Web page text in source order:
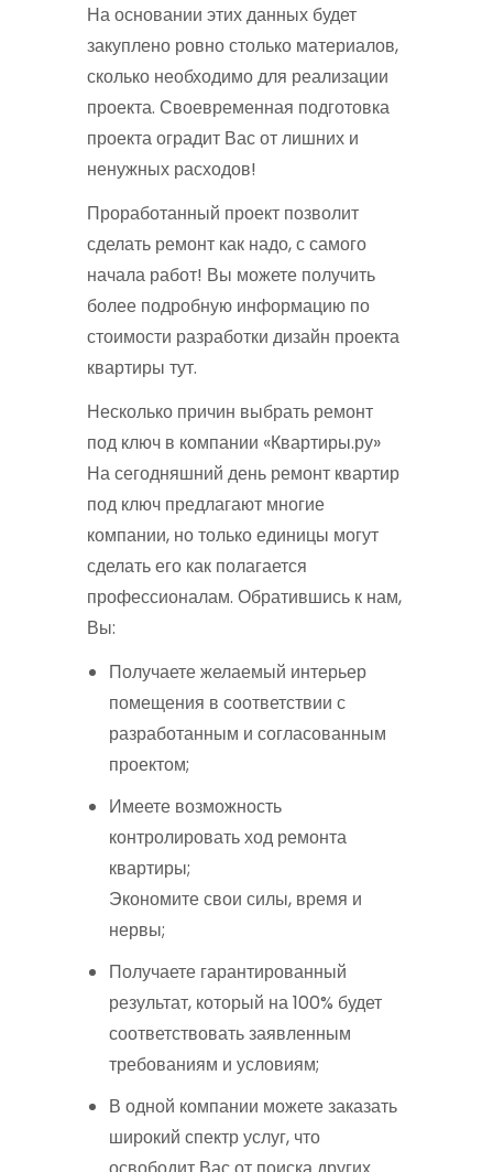
На основании этих данных будет
закуплено ровно столько материалов,
сколько необходимо для реализации
проекта. Своевременная подготовка
проекта оградит Вас от лишних и
ненужных расходов!
Проработанный проект позволит
сделать ремонт как надо, с самого
начала работ! Вы можете получить
более подробную информацию по
стоимости разработки дизайн проекта
квартиры тут.
Несколько причин выбрать ремонт
под ключ в компании «Квартиры.ру»
На сегодняшний день ремонт квартир
под ключ предлагают многие
компании, но только единицы могут
сделать его как полагается
профессионалам. Обратившись к нам,
Вы:
Получаете желаемый интерьер
помещения в соответствии с
разработанным и согласованным
проектом;
Имеете возможность
контролировать ход ремонта
квартиры;
Экономите свои силы, время и
нервы;
Получаете гарантированный
результат, который на 100% будет
соответствовать заявленным
требованиям и условиям;
В одной компании можете заказать
широкий спектр услуг, что